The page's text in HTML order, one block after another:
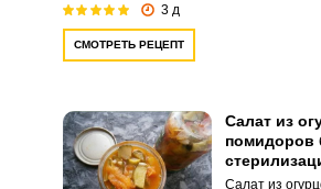
3 д
СМОТРЕТЬ РЕЦЕПТ
Салат из
помидоров
оближешь»
Салат из